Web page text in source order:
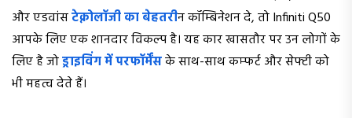
और एडवांसटेक्नोलॉजी का बेहतरीन कॉम्बिनेशन दे, तो Infiniti Q50
आपके लिए एक शानदार विकल्प है। यह कार खासतौर पर उन लोगों के
लिए है जोड्राइविंग में परफॉर्मेंसके साथ-साथ कम्फर्ट और सेफ्टी को
भी महत्व देते हैं।